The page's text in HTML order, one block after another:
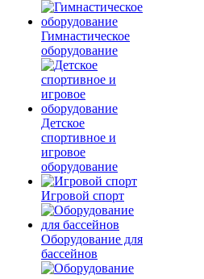
Гимнастическое
оборудование
Детское
спортивное и
игровое
оборудование
Игровой спорт
Оборудование для
бассейнов